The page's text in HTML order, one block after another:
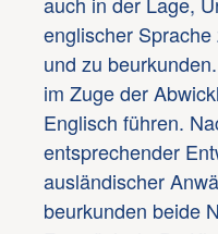
englischer
und zu
im Zuge der
Englisch führen.
entsprechender
ausländischer
beurkunden beide